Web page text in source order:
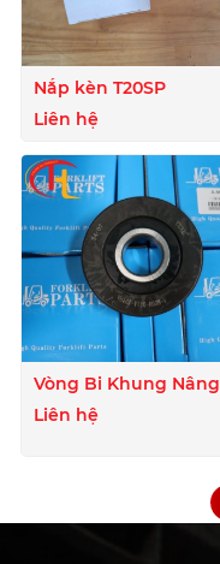
Nắp kèn T20SP
Liên hệ
Vòng Bi Khung Nâng
Liên hệ